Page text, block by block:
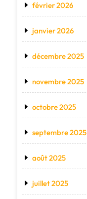
février 2026
janvier 2026
décembre 2025
novembre 2025
octobre 2025
septembre 2025
août 2025
juillet 2025